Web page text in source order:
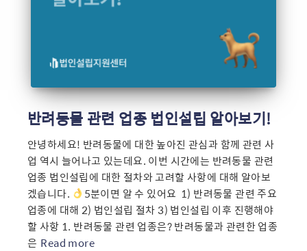
반려동물 관련 업종 법인설립 알아보기!
안녕하세요! 반려동물에 대한 높아진 관심과 함께 관련 사
업 역시 늘어나고 있는데요. 이번 시간에는 반려동물 관련
업종 법인설립에 대한 절차와 고려할 사항에 대해 알아보
겠습니다.
5분이면 알 수 있어요 ​ 1) 반려동물 관련 주요
업종에 대해 2) 법인설립 절차 3) 법인설립 이후 진행해야
할 사항 1. 반려동물 관련 업종은? 반려동물과 관련한 업종
은 Read more